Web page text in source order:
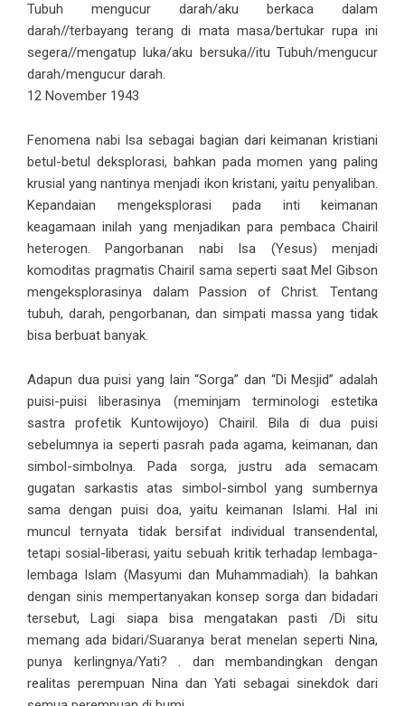
Tubuh mengucur darah/aku berkaca dalam
darah//terbayang terang di mata masa/bertukar rupa ini
segera//mengatup luka/aku bersuka//itu Tubuh/mengucur
darah/mengucur darah.
12 November 1943
Fenomena nabi Isa sebagai bagian dari keimanan kristiani
betul-betul deksplorasi, bahkan pada momen yang paling
krusial yang nantinya menjadi ikon kristani, yaitu penyaliban.
Kepandaian mengeksplorasi pada inti keimanan
keagamaan inilah yang menjadikan para pembaca Chairil
heterogen. Pangorbanan nabi Isa (Yesus) menjadi
komoditas pragmatis Chairil sama seperti saat Mel Gibson
mengeksplorasinya dalam Passion of Christ. Tentang
tubuh, darah, pengorbanan, dan simpati massa yang tidak
bisa berbuat banyak.
Adapun dua puisi yang lain “Sorga” dan “Di Mesjid” adalah
puisi-puisi liberasinya (meminjam terminologi estetika
sastra profetik Kuntowijoyo) Chairil. Bila di dua puisi
sebelumnya ia seperti pasrah pada agama, keimanan, dan
simbol-simbolnya. Pada sorga, justru ada semacam
gugatan sarkastis atas simbol-simbol yang sumbernya
sama dengan puisi doa, yaitu keimanan Islami. Hal ini
muncul ternyata tidak bersifat individual transendental,
tetapi sosial-liberasi, yaitu sebuah kritik terhadap lembaga-
lembaga Islam (Masyumi dan Muhammadiah). Ia bahkan
dengan sinis mempertanyakan konsep sorga dan bidadari
tersebut, Lagi siapa bisa mengatakan pasti /Di situ
memang ada bidari/Suaranya berat menelan seperti Nina,
punya kerlingnya/Yati? . dan membandingkan dengan
realitas perempuan Nina dan Yati sebagai sinekdok dari